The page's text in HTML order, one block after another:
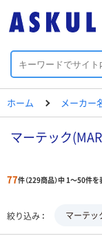
ホーム メーカー
マーテック
77件（229商品）中 1～50件を
絞り込み マーテッ